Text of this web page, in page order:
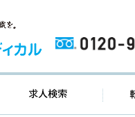
用ガイド 求人検